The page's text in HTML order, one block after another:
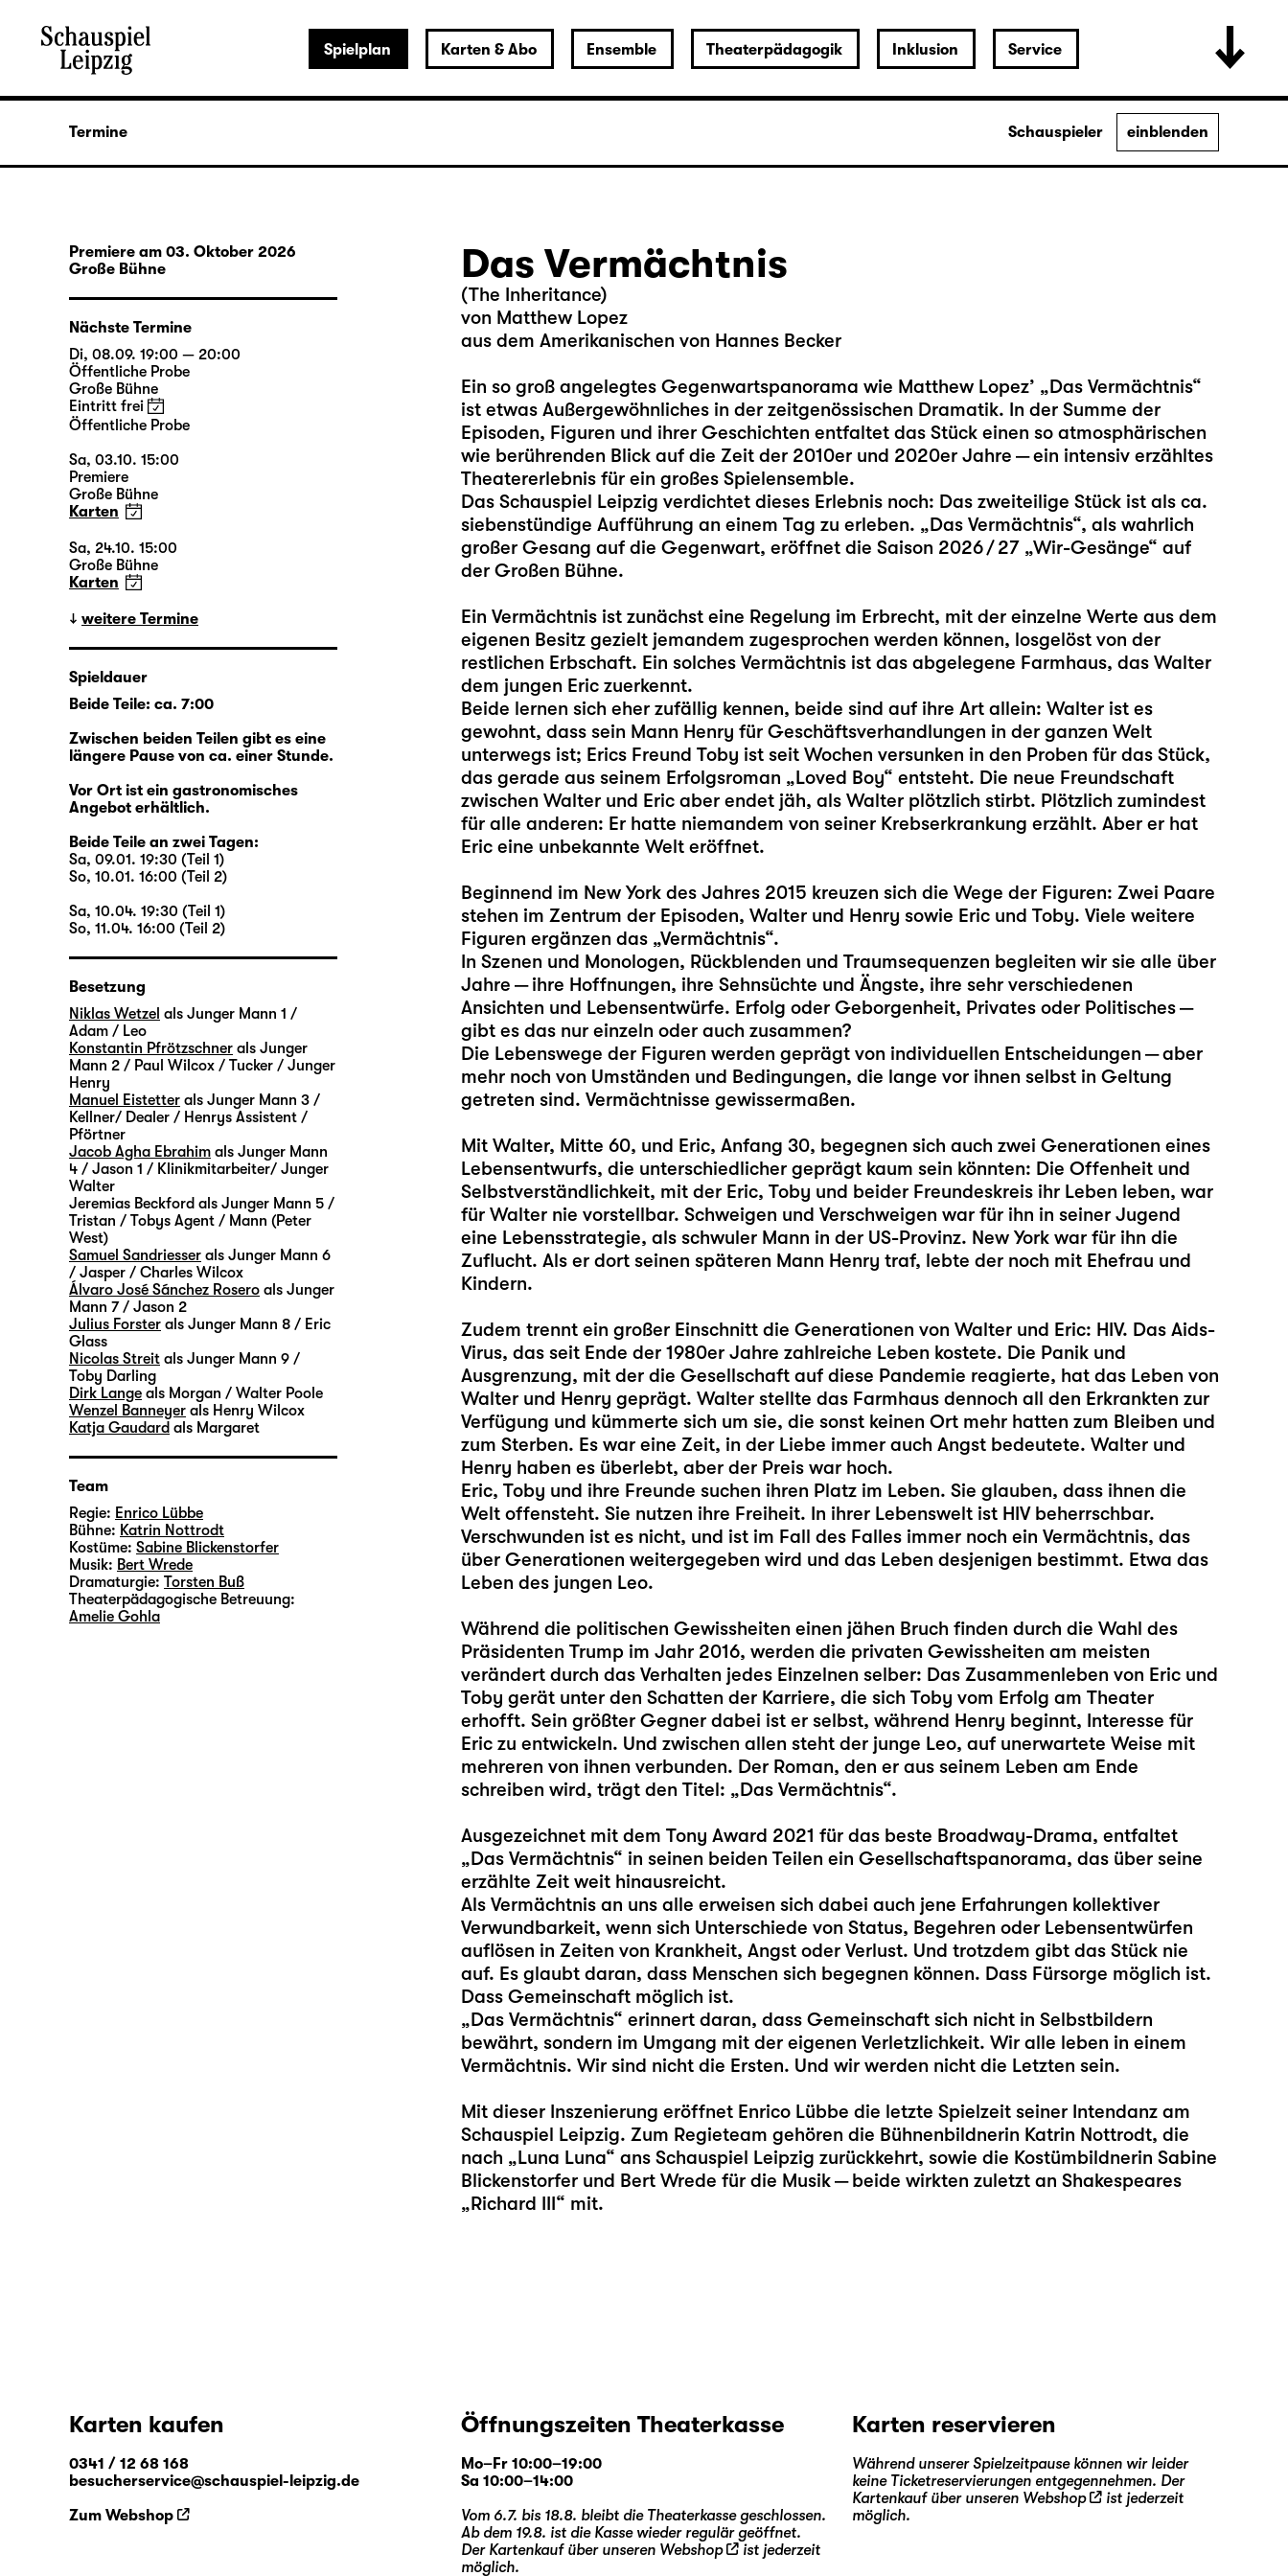
Spielplan Karten & Abo Ensemble Theaterpädagogik Inklusion Service
Termine Schauspieler einblenden
Das Vermächtnis
(The Inheritance)
von Matthew Lopez
aus dem Amerikanischen von Hannes Becker
Ein so groß angelegtes Gegenwartspanorama wie Matthew Lopez’ „Das Vermächtnis“
ist etwas Außergewöhnliches in der zeitgenössischen Dramatik. In der Summe der
Episoden, Figuren und ihrer Geschichten entfaltet das Stück einen so atmosphärischen
wie berührenden Blick auf die Zeit der 2010er und 2020er Jahre — ein intensiv erzähltes
Theatererlebnis für ein großes Spielensemble.
Das Schauspiel Leipzig verdichtet dieses Erlebnis noch: Das zweiteilige Stück ist als ca.
siebenstündige Aufführung an einem Tag zu erleben. „Das Vermächtnis“, als wahrlich
großer Gesang auf die Gegenwart, eröffnet die Saison 2026 / 27 „Wir-Gesänge“ auf
der Großen Bühne.
Ein Vermächtnis ist zunächst eine Regelung im Erbrecht, mit der einzelne Werte aus dem
eigenen Besitz gezielt jemandem zugesprochen werden können, losgelöst von der
restlichen Erbschaft. Ein solches Vermächtnis ist das abgelegene Farmhaus, das Walter
dem jungen Eric zuerkennt.
Beide lernen sich eher zufällig kennen, beide sind auf ihre Art allein: Walter ist es
gewohnt, dass sein Mann Henry für Geschäftsverhandlungen in der ganzen Welt
unterwegs ist; Erics Freund Toby ist seit Wochen versunken in den Proben für das Stück,
das gerade aus seinem Erfolgsroman „Loved Boy“ entsteht. Die neue Freundschaft
zwischen Walter und Eric aber endet jäh, als Walter plötzlich stirbt. Plötzlich zumindest
für alle anderen: Er hatte niemandem von seiner Krebserkrankung erzählt. Aber er hat
Eric eine unbekannte Welt eröffnet.
Beginnend im New York des Jahres 2015 kreuzen sich die Wege der Figuren: Zwei Paare
stehen im Zentrum der Episoden, Walter und Henry sowie Eric und Toby. Viele weitere
Figuren ergänzen das „Vermächtnis“.
In Szenen und Monologen, Rückblenden und Traumsequenzen begleiten wir sie alle über
Jahre — ihre Hoffnungen, ihre Sehnsüchte und Ängste, ihre sehr verschiedenen
Ansichten und Lebensentwürfe. Erfolg oder Geborgenheit, Privates oder Politisches —
gibt es das nur einzeln oder auch zusammen?
Die Lebenswege der Figuren werden geprägt von individuellen Entscheidungen — aber
mehr noch von Umständen und Bedingungen, die lange vor ihnen selbst in Geltung
getreten sind. Vermächtnisse gewissermaßen.
Mit Walter, Mitte 60, und Eric, Anfang 30, begegnen sich auch zwei Generationen eines
Lebensentwurfs, die unterschiedlicher geprägt kaum sein könnten: Die Offenheit und
Selbstverständlichkeit, mit der Eric, Toby und beider Freundeskreis ihr Leben leben, war
für Walter nie vorstellbar. Schweigen und Verschweigen war für ihn in seiner Jugend
eine Lebensstrategie, als schwuler Mann in der US-Provinz. New York war für ihn die
Zuflucht. Als er dort seinen späteren Mann Henry traf, lebte der noch mit Ehefrau und
Kindern.
Zudem trennt ein großer Einschnitt die Generationen von Walter und Eric: HIV. Das Aids-
Virus, das seit Ende der 1980er Jahre zahlreiche Leben kostete. Die Panik und
Ausgrenzung, mit der die Gesellschaft auf diese Pandemie reagierte, hat das Leben von
Walter und Henry geprägt. Walter stellte das Farmhaus dennoch all den Erkrankten zur
Verfügung und kümmerte sich um sie, die sonst keinen Ort mehr hatten zum Bleiben und
zum Sterben. Es war eine Zeit, in der Liebe immer auch Angst bedeutete. Walter und
Henry haben es überlebt, aber der Preis war hoch.
Eric, Toby und ihre Freunde suchen ihren Platz im Leben. Sie glauben, dass ihnen die
Welt offensteht. Sie nutzen ihre Freiheit. In ihrer Lebenswelt ist HIV beherrschbar.
Verschwunden ist es nicht, und ist im Fall des Falles immer noch ein Vermächtnis, das
über Generationen weitergegeben wird und das Leben desjenigen bestimmt. Etwa das
Leben des jungen Leo.
Während die politischen Gewissheiten einen jähen Bruch finden durch die Wahl des
Präsidenten Trump im Jahr 2016, werden die privaten Gewissheiten am meisten
verändert durch das Verhalten jedes Einzelnen selber: Das Zusammenleben von Eric und
Toby gerät unter den Schatten der Karriere, die sich Toby vom Erfolg am Theater
erhofft. Sein größter Gegner dabei ist er selbst, während Henry beginnt, Interesse für
Eric zu entwickeln. Und zwischen allen steht der junge Leo, auf unerwartete Weise mit
mehreren von ihnen verbunden. Der Roman, den er aus seinem Leben am Ende
schreiben wird, trägt den Titel: „Das Vermächtnis“.
Ausgezeichnet mit dem Tony Award 2021 für das beste Broadway-Drama, entfaltet
„Das Vermächtnis“ in seinen beiden Teilen ein Gesellschaftspanorama, das über seine
erzählte Zeit weit hinausreicht.
Als Vermächtnis an uns alle erweisen sich dabei auch jene Erfahrungen kollektiver
Verwundbarkeit, wenn sich Unterschiede von Status, Begehren oder Lebensentwürfen
auflösen in Zeiten von Krankheit, Angst oder Verlust. Und trotzdem gibt das Stück nie
auf. Es glaubt daran, dass Menschen sich begegnen können. Dass Fürsorge möglich ist.
Dass Gemeinschaft möglich ist.
„Das Vermächtnis“ erinnert daran, dass Gemeinschaft sich nicht in Selbstbildern
bewährt, sondern im Umgang mit der eigenen Verletzlichkeit. Wir alle leben in einem
Vermächtnis. Wir sind nicht die Ersten. Und wir werden nicht die Letzten sein.
Mit dieser Inszenierung eröffnet Enrico Lübbe die letzte Spielzeit seiner Intendanz am
Schauspiel Leipzig. Zum Regieteam gehören die Bühnenbildnerin Katrin Nottrodt, die
nach „Luna Luna“ ans Schauspiel Leipzig zurückkehrt, sowie die Kostümbildnerin Sabine
Blickenstorferund Bert Wrede für die Musik — beide wirkten zuletzt an Shakespeares
„Richard III“ mit.
Premiere am 03. Oktober 2026
Große Bühne
Nächste Termine
Di, 08.09. 19:00 — 20:00
Öffentliche Probe
Große Bühne
Eintritt frei
Öffentliche Probe
Sa, 03.10. 15:00
Premiere
Große Bühne
Karten
Sa, 24.10. 15:00
Große Bühne
Karten
weitere Termine
Spieldauer
Beide Teile: ca. 7:00
Zwischen beiden Teilen gibt es eine
längere Pause von ca. einer Stunde.
Vor Ort ist ein gastronomisches
Angebot erhältlich.
Beide Teile an zwei Tagen:
Sa, 09.01. 19:30 (Teil 1)
So, 10.01. 16:00 (Teil 2)
Sa, 10.04. 19:30 (Teil 1)
So, 11.04. 16:00 (Teil 2)
Besetzung
Niklas Wetzel als Junger Mann 1 /
Adam / Leo
Konstantin Pfrötzschner als Junger
Mann 2 / Paul Wilcox / Tucker / Junger
Henry
Manuel Eistetter als Junger Mann 3 /
Kellner/ Dealer / Henrys Assistent /
Pförtner
Jacob Agha Ebrahim als Junger Mann
4 / Jason 1 / Klinikmitarbeiter/ Junger
Walter
Jeremias Beckford als Junger Mann 5 /
Tristan / Tobys Agent / Mann (Peter
West)
Samuel Sandriesser als Junger Mann 6
/ Jasper / Charles Wilcox
Álvaro José Sánchez Rosero als Junger
Mann 7 / Jason 2
Julius Forster als Junger Mann 8 / Eric
Glass
Nicolas Streit als Junger Mann 9 /
Toby Darling
Dirk Lange als Morgan / Walter Poole
Wenzel Banneyer als Henry Wilcox
Katja Gaudard als Margaret
Team
Regie: Enrico Lübbe
Bühne: Katrin Nottrodt
Kostüme: Sabine Blickenstorfer
Musik: Bert Wrede
Dramaturgie: Torsten Buß
Theaterpädagogische Betreuung:
Amelie Gohla
Karten kaufen
0341 / 12 68 168
besucherservice@schauspiel-leipzig.de
Zum Webshop
Öffnungszeiten Theaterkasse
Mo–Fr 10:00–19:00
Sa 10:00–14:00
Vom 6.7. bis 18.8. bleibt die Theaterkasse geschlossen.
Ab dem 19.8. ist die Kasse wieder regulär geöffnet.
Der Kartenkauf über unseren Webshop
ist jederzeit
möglich.
Karten reservieren
Während unserer Spielzeitpause können wir leider
keine Ticketreservierungen entgegennehmen. Der
Kartenkauf über unseren Webshop
ist jederzeit
möglich.